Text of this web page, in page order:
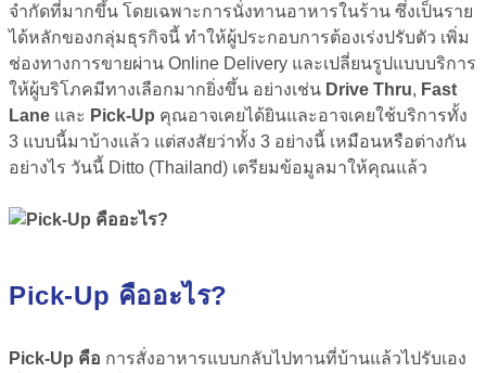
จำกัดที่มากขึ้น โดยเฉพาะการนั่งทานอาหารในร้าน ซึ่งเป็นราย
ได้หลักของกลุ่มธุรกิจนี้ ทำให้ผู้ประกอบการต้องเร่งปรับตัว เพิ่ม
ช่องทางการขายผ่าน Online Delivery และเปลี่ยนรูปแบบบริการ
ให้ผู้บริโภคมีทางเลือกมากยิ่งขึ้น อย่างเช่น Drive Thru, Fast
Lane และ Pick-Up คุณอาจเคยได้ยินและอาจเคยใช้บริการทั้ง
3 แบบนี้มาบ้างแล้ว แต่สงสัยว่าทั้ง 3 อย่างนี้ เหมือนหรือต่างกัน
อย่างไร วันนี้ Ditto (Thailand) เตรียมข้อมูลมาให้คุณแล้ว
Pick-Up คืออะไร?
Pick-Up คือ การสั่งอาหารแบบกลับไปทานที่บ้านแล้วไปรับเอง